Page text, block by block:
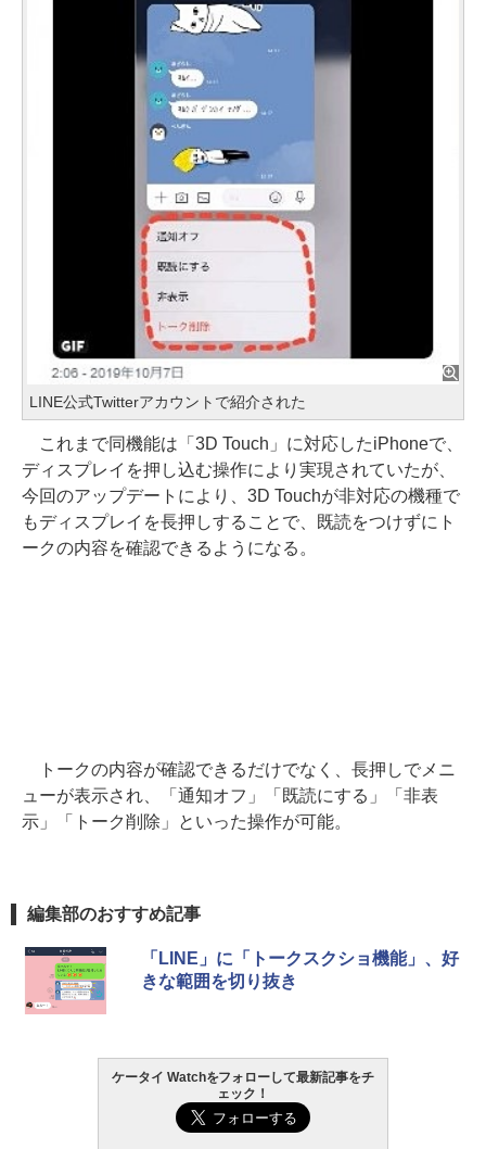
LINE公式Twitterアカウントで紹介された
これまで同機能は「3D Touch」に対応したiPhoneで、
ディスプレイを押し込む操作により実現されていたが、
今回のアップデートにより、3D Touchが非対応の機種で
もディスプレイを長押しすることで、既読をつけずにト
ークの内容を確認できるようになる。
トークの内容が確認できるだけでなく、長押しでメニ
ューが表示され、「通知オフ」「既読にする」「非表
示」「トーク削除」といった操作が可能。
編集部のおすすめ記事
「LINE」に「トークスクショ機能」、好
きな範囲を切り抜き
ケータイ Watchをフォローして最新記事をチ
ェック！